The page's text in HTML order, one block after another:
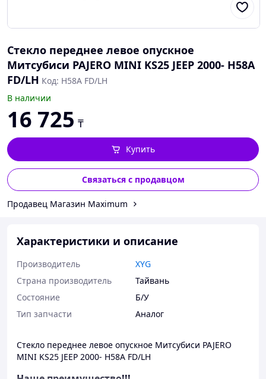
Стекло переднее левое опускное
Митсубиси PAJERO MINI KS25 JEEP 2000- H58A
FD/LH Код: H58A FD/LH
В наличии
16 725 ₸
Купить
Связаться с продавцом
Продавец Mагазин Maximum
Характеристики и описание
Производитель
XYG
Страна производитель
Тайвань
Состояние
Б/У
Тип запчасти
Аналог
Стекло переднее левое опускное Митсубиси PAJERO
MINI KS25 JEEP 2000- H58A FD/LH